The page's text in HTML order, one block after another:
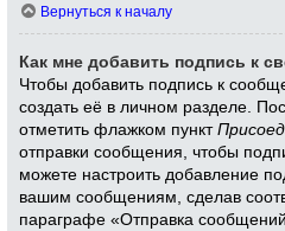
Вернуться к началу
Как мне добавить подпись к
Чтобы добавить подпись к
создать её в личном разделе.
отметить флажком пункт
отправки сообщения, чтобы
можете настроить добавление
вашим сообщениям, сделав
параграфе «Отправка